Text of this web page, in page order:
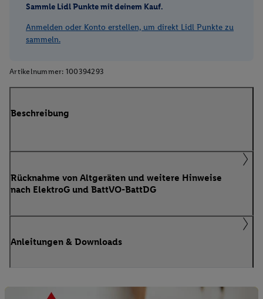
Sammle Lidl Punkte mit deinem Kauf.
Anmelden oder Konto erstellen, um direkt Lidl Punkte zu
sammeln.
Artikelnummer: 100394293
Beschreibung
Rücknahme von Altgeräten und weitere Hinweise
nach ElektroG und BattVO-BattDG
Anleitungen & Downloads